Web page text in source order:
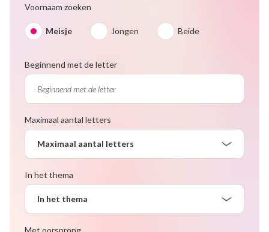
Voornaam zoeken
Meisje Jongen Beide
Beginnend met de letter
Maximaal aantal letters
Maximaal aantal letters
In het thema
In het thema
Met oorsprong